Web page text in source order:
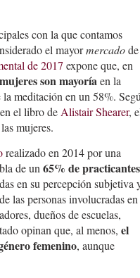
con la que contamos
el mayormercadode
de 2017 expone que, en
son mayoríaen la
la meditación en un 58%.
el libro de Alistair Shearer,
mujeres.
realizado en 2014 por una
de un 65% de practicantes
en su percepción subjetiva
las personas involucradas
dueños de escuelas,
opinan que, al menos, el
femenino, aunque